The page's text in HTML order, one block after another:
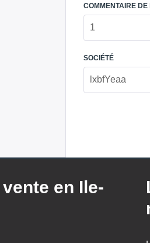
COMMENTAIRE DE
SOCIÉTÉ
en Ile-